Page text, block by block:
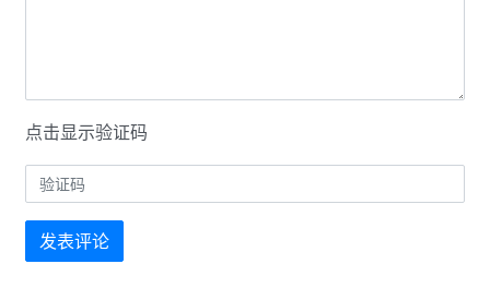
点击显示验证码
发表评论